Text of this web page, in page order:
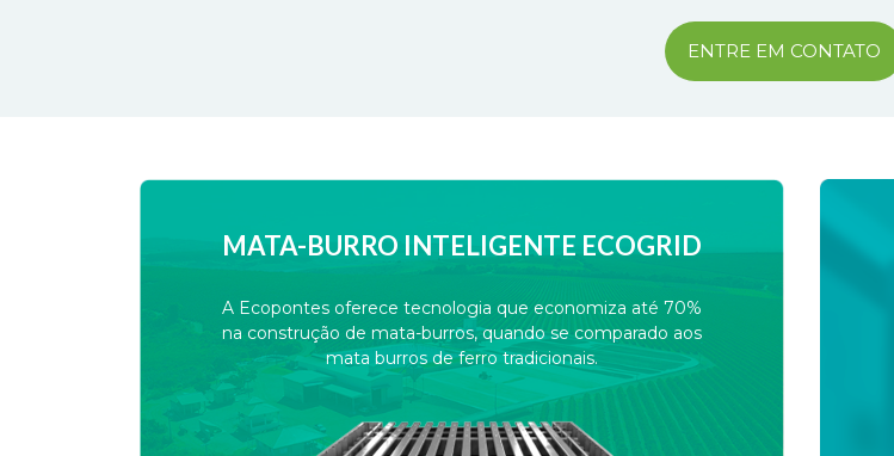
ENTRE EM CONTATO
MATA-BURRO INTELIGENTE ECOGRID
A Ecopontes oferece tecnologia que economiza até 70%
na construção de mata-burros, quando se comparado aos
mata burros de ferro tradicionais.